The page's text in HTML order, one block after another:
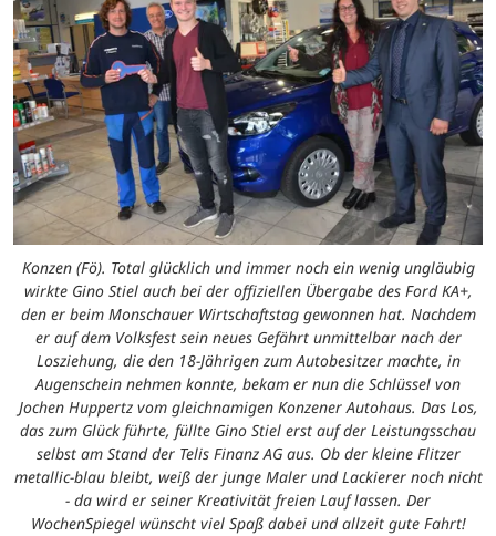
Konzen (Fö). Total glücklich und immer noch ein wenig ungläubig
wirkte Gino Stiel auch bei der offiziellen Übergabe des Ford KA+,
den er beim Monschauer Wirtschaftstag gewonnen hat. Nachdem
er auf dem Volksfest sein neues Gefährt unmittelbar nach der
Losziehung, die den 18-Jährigen zum Autobesitzer machte, in
Augenschein nehmen konnte, bekam er nun die Schlüssel von
Jochen Huppertz vom gleichnamigen Konzener Autohaus. Das Los,
das zum Glück führte, füllte Gino Stiel erst auf der Leistungsschau
selbst am Stand der Telis Finanz AG aus. Ob der kleine Flitzer
metallic-blau bleibt, weiß der junge Maler und Lackierer noch nicht
- da wird er seiner Kreativität freien Lauf lassen. Der
WochenSpiegel wünscht viel Spaß dabei und allzeit gute Fahrt!